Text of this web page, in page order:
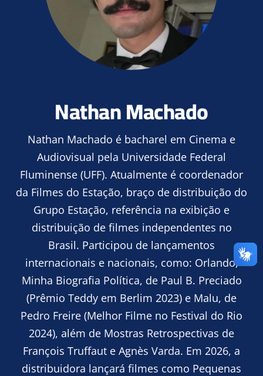
Nathan Machado
Nathan Machado é bacharel em Cinema e
Audiovisual pela Universidade Federal
Fluminense (UFF). Atualmente é coordenador
da Filmes do Estação, braço de distribuição do
Grupo Estação, referência na exibição e
distribuição de filmes independentes no
Brasil. Participou de lançamentos
internacionais e nacionais, como: Orlando,
Minha Biografia Política, de Paul B. Preciado
(Prêmio Teddy em Berlim 2023) e Malu, de
Pedro Freire (Melhor Filme no Festival do Rio
2024), além de Mostras Retrospectivas de
François Truffaut e Agnès Varda. Em 2026, a
distribuidora lançará filmes como Pequenas